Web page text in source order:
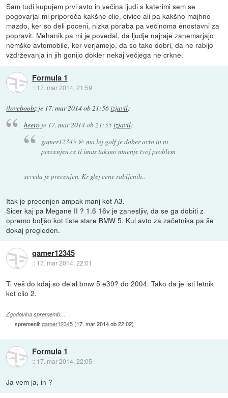
Sam tudi kupujem prvi avto in večina ljudi s katerimi sem se
pogovarjal mi priporoča kakšne clie, civice ali pa kakšno majhno
mazdo, ker so deli poceni, nizka poraba pa večinoma enostavni za
popravit. Mehanik pa mi je povedal, da ljudje najraje zanemarjajo
nemške avtomobile, ker verjamejo, da so tako dobri, da ne rabijo
vzdrževanja in jih gonijo dokler nekaj večjega ne crkne.
Formula 1
:: 17. mar 2014, 21:59
iloveboobz je 17. mar 2014 ob 21:56izjavil:
heeroje 17. mar 2014 ob 21:55izjavil:
gamer12345 @ ma lej golf je dober avto in ni
precenjen ce ti imas taksno mnenje tvoj problem
seveda je precenjen. Kr glej cene rabljenih..
Itak je precenjen ampak manj kot A3.
Sicer kaj pa Megane II ? 1.6 16v je zanesljiv, da se ga dobiti z
opremo boljšo kot tiste stare BMW 5. Kul avto za začetnika pa še
dokaj pregleden.
gamer12345
:: 17. mar 2014, 22:01
Ti veš do kdaj so delal bmw 5 e39? do 2004. Tako da je isti letnik
kot clio 2.
Zgodovina sprememb…
spremenil:gamer12345(17. mar 2014 ob 22:02)
Formula 1
:: 17. mar 2014, 22:05
Ja vem ja, in ?